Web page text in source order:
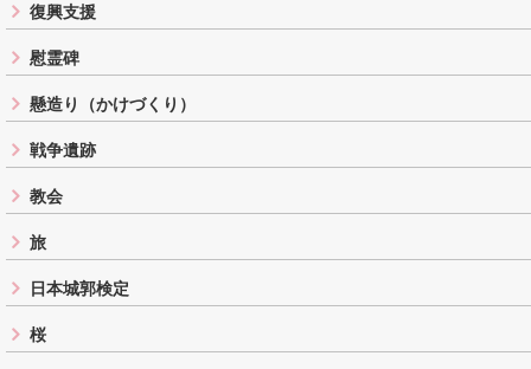
復興支援
慰霊碑
懸造り（かけづくり）
戦争遺跡
教会
旅
日本城郭検定
桜